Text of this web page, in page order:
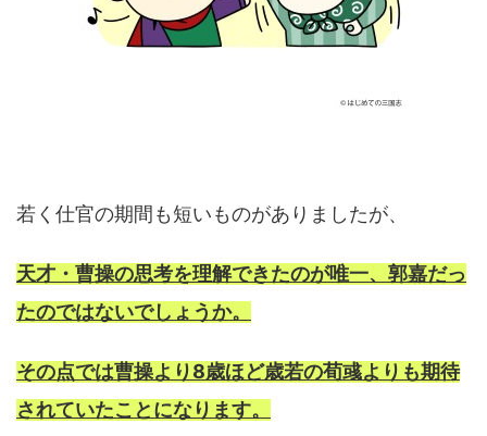
若く仕官の期間も短いものがありましたが、
天才・曹操の思考を理解できたのが唯一、郭嘉だっ
たのではないでしょうか。
その点では曹操より8歳ほど歳若の荀彧よりも期待
されていたことになります。